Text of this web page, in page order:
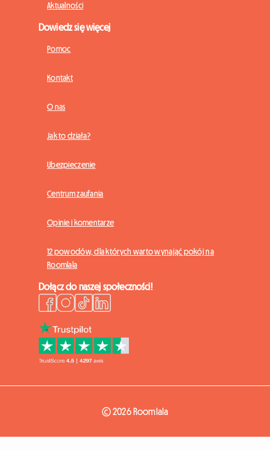
Aktualności
Dowiedz się więcej
Pomoc
Kontakt
O nas
Jak to działa?
Ubezpieczenie
Centrum zaufania
Opinie i komentarze
12 powodów, dla których warto wynająć pokój na
Roomlala
Dołącz do naszej społeczności!
© 2026 Roomlala